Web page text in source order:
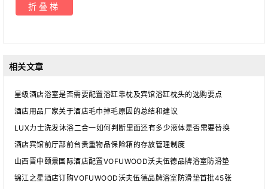
折叠梯
相关文章
星级酒店浴室是否需要配置浴缸靠枕及宾馆浴缸枕头的选购要点
酒店用品厂家关于酒店毛巾掉毛原因的总结和建议
LUX力士洗发沐浴二合一如何判断里面还有多少液体是否需要替换
酒店宾馆前厅部前台贵重物品保险箱的存放管理制度
山西晋中颐景国际酒店配置VOFUWOOD沃夫伍德品牌浴室防滑垫
锦江之星酒店订购VOFUWOOD沃夫伍德品牌浴室防滑垫首批45张